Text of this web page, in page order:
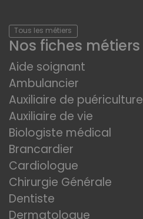
Tous les métiers
Nos fiches métiers
Aide soignant
Ambulancier
Auxiliaire de puériculture
Auxiliaire de vie
Biologiste médical
Brancardier
Cardiologue
Chirurgie Générale
Dentiste
Dermatologue